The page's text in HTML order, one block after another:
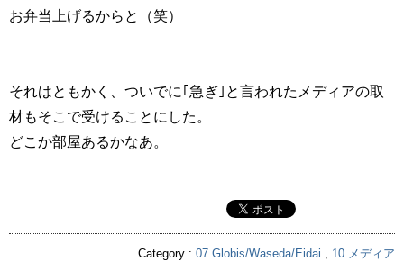
お弁当上げるからと（笑）
それはともかく、ついでに｢急ぎ｣と言われたメディアの取
材もそこで受けることにした。
どこか部屋あるかなあ。
Category : 07 Globis/Waseda/Eidai , 10 メディア